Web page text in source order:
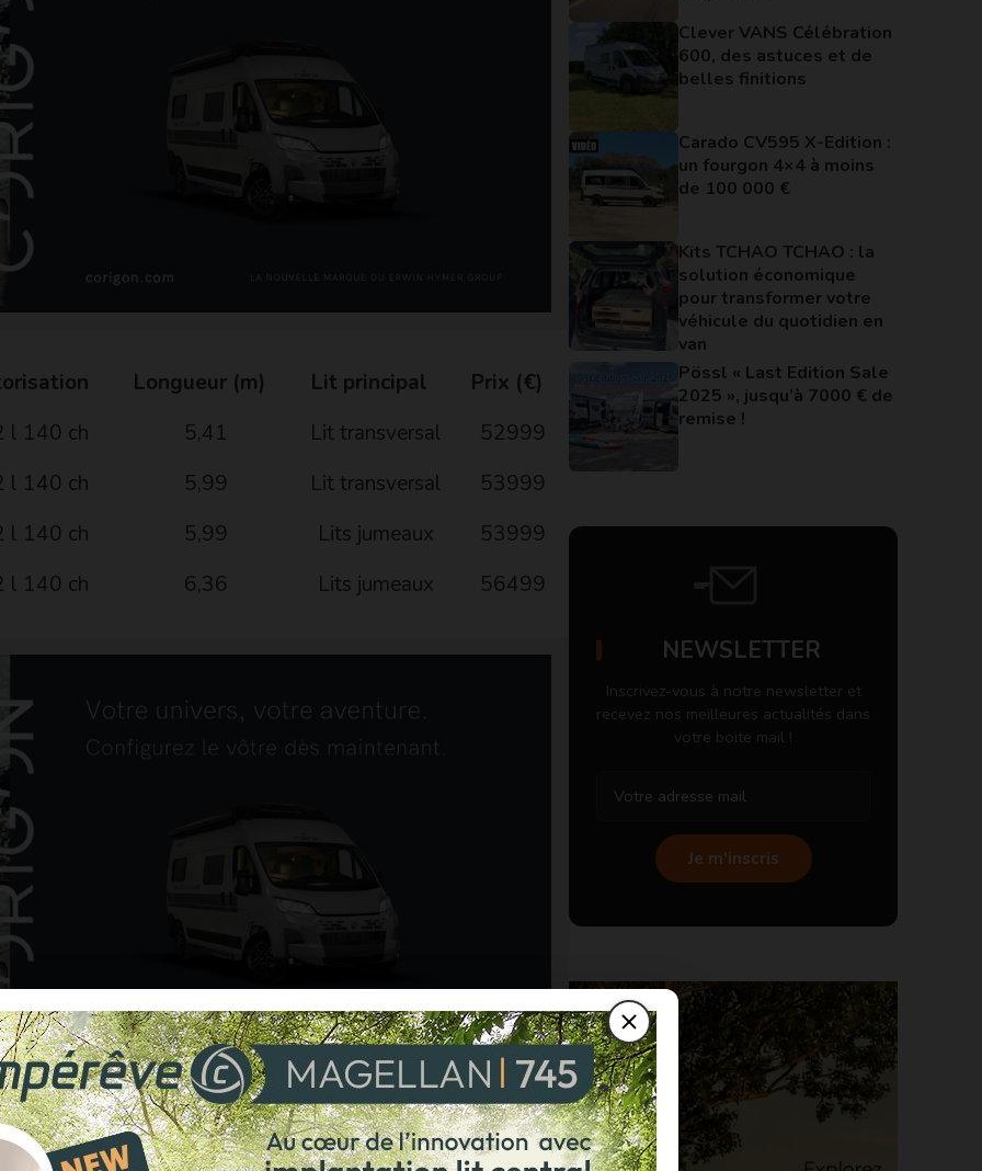
Longueur (m) Lit principal
Prix (€)
l 140 ch
5,41 Lit transversal
52999
l 140 ch
5,99 Lit transversal
53999
l 140 ch
5,99 Lits jumeaux
53999
l 140 ch
6,36 Lits jumeaux 56499
X LinkedIn Mail
Clever VANS Célébration
600, des astuces et de
belles finitions
Carado CV595 X-Edition :
un fourgon 4×4 à moins
de 100 000 €
Kits TCHAO TCHAO : la
solution économique
pour transformer votre
véhicule du quotidien en
van
Pössl « Last Edition Sale
2025 », jusqu’à 7000 € de
remise !
NEWSLETTER
Inscrivez-vous à notre newsletter et
recevez nos meilleures actualités dans
votre boite mail !
Je m'inscris